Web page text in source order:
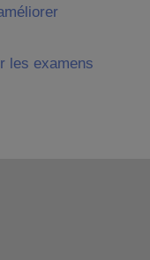
les examens